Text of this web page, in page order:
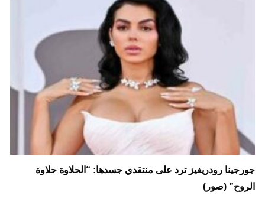
جورجينا رودريغيز ترد على منتقدي جسدها: “الحلاوة حلاوة
الروح” (صور)